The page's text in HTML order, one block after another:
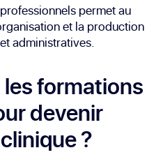
permet au
et la production
administratives.
formations
devenir
?